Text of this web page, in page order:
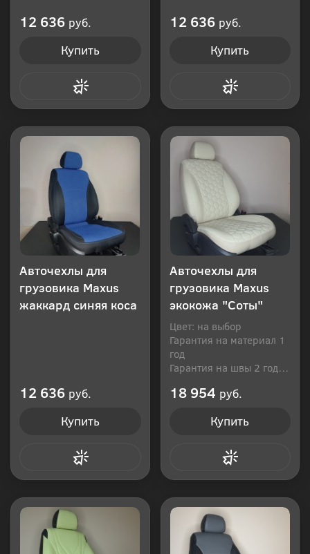
12 636 руб.
Купить
12 636 руб.
Купить
Авточехлы для
грузовика Maxus
жаккард синяя коса
12 636 руб.
Купить
Авточехлы для
грузовика Maxus
экокожа "Соты"
Цвет: на выбор
Гарантия на материал 1
год
Гарантия на швы 2 года
18 954 руб.
Купить